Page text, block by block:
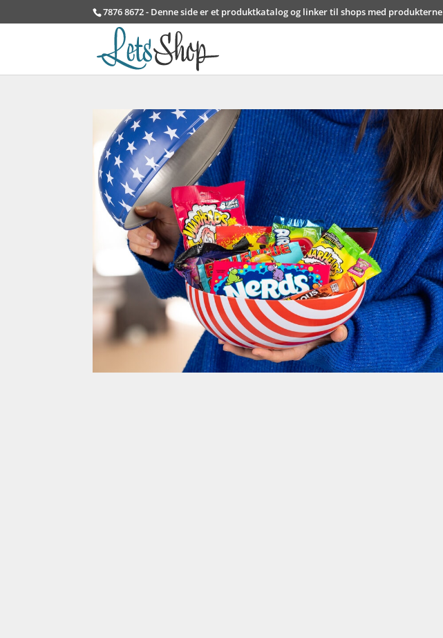
7876 8672 - Denne side er et produktkatalog og linker til shops med produkterne